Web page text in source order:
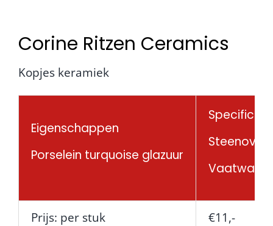
Corine Ritzen Ceramics
Kopjes keramiek
Eigenschappen
Porselein turquoise glazuur
Prijs: per stuk €11,-